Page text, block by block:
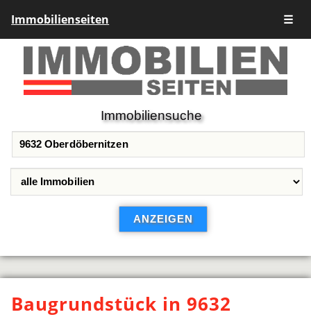
Immobilienseiten ☰
Immobiliensuche
Baugrundstück in 9632